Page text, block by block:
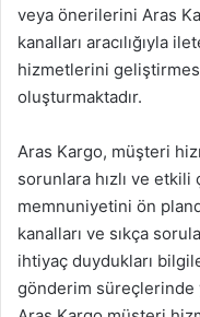
veya önerilerini Aras
kanalları aracılığıyla
hizmetlerini
oluşturmaktadır.
Aras Kargo, müşteri
sorunlara hızlı ve
memnuniyetini ön
kanalları ve sıkça
ihtiyaç duydukları
gönderim süreçlerinde